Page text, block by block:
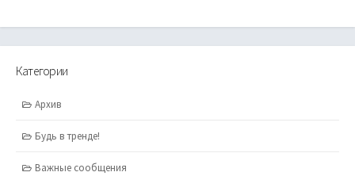
Категории
Архив
Будь в тренде!
Важные сообщения